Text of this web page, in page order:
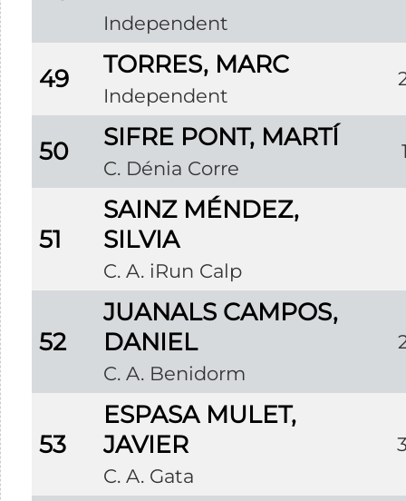
Independent
49 TORRES, MARC
Independent
50 SIFRE PONT, MARTÍ
C. Dénia Corre
51
SAINZ MÉNDEZ,
SILVIA
C. A. iRun Calp
52
JUANALS CAMPOS,
DANIEL
C. A. Benidorm
53
ESPASA MULET,
JAVIER
C. A. Gata